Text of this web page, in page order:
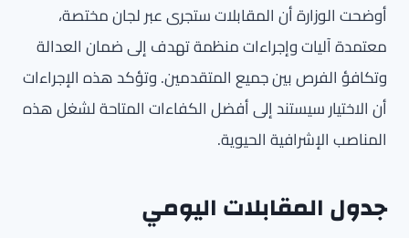
أوضحت الوزارة أن المقابلات ستجرى عبر لجان مختصة،
معتمدة آليات وإجراءات منظمة تهدف إلى ضمان العدالة
وتكافؤ الفرص بين جميع المتقدمين. وتؤكد هذه الإجراءات
أن الاختيار سيستند إلى أفضل الكفاءات المتاحة لشغل هذه
المناصب الإشرافية الحيوية.
جدول المقابلات اليومي